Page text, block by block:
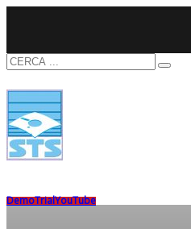
DemoTrialYouTube